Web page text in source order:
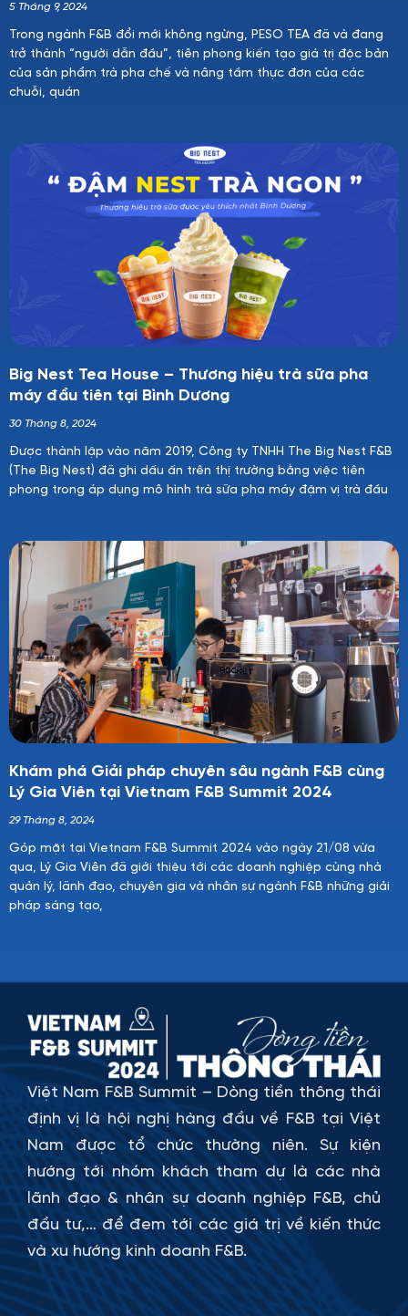
5 Tháng 9, 2024
Trong ngành F&B đổi mới không ngừng, PESO TEA đã và đang
trở thành “người dẫn đầu”, tiên phong kiến tạo giá trị độc bản
của sản phẩm trà pha chế và nâng tầm thực đơn của các
chuỗi, quán
Big Nest Tea House – Thương hiệu trà sữa pha
máy đầu tiên tại Bình Dương
30 Tháng 8, 2024
Được thành lập vào năm 2019, Công ty TNHH The Big Nest F&B
(The Big Nest) đã ghi dấu ấn trên thị trường bằng việc tiên
phong trong áp dụng mô hình trà sữa pha máy đậm vị trà đầu
Khám phá Giải pháp chuyên sâu ngành F&B cùng
Lý Gia Viên tại Vietnam F&B Summit 2024
29 Tháng 8, 2024
Góp mặt tại Vietnam F&B Summit 2024 vào ngày 21/08 vừa
qua, Lý Gia Viên đã giới thiệu tới các doanh nghiệp cùng nhà
quản lý, lãnh đạo, chuyên gia và nhân sự ngành F&B những giải
pháp sáng tạo,
Việt Nam F&B Summit – Dòng tiền thông thái
định vị là hội nghị hàng đầu về F&B tại Việt
Nam được tổ chức thường niên. Sự kiện
hướng tới nhóm khách tham dự là các nhà
lãnh đạo & nhân sự doanh nghiệp F&B, chủ
đầu tư,… để đem tới các giá trị về kiến thức
và xu hướng kinh doanh F&B.